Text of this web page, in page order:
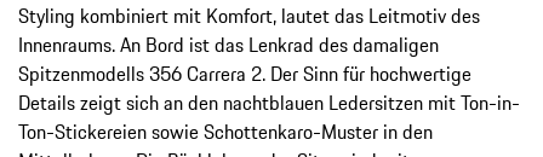
Styling kombiniert mit Komfort, lautet das Leitmotiv des
Innenraums. An Bord ist das Lenkrad des damaligen
Spitzenmodells 356 Carrera 2. Der Sinn für hochwertige
Details zeigt sich an den nachtblauen Ledersitzen mit Ton-in-
Ton-Stickereien sowie Schottenkaro-Muster in den